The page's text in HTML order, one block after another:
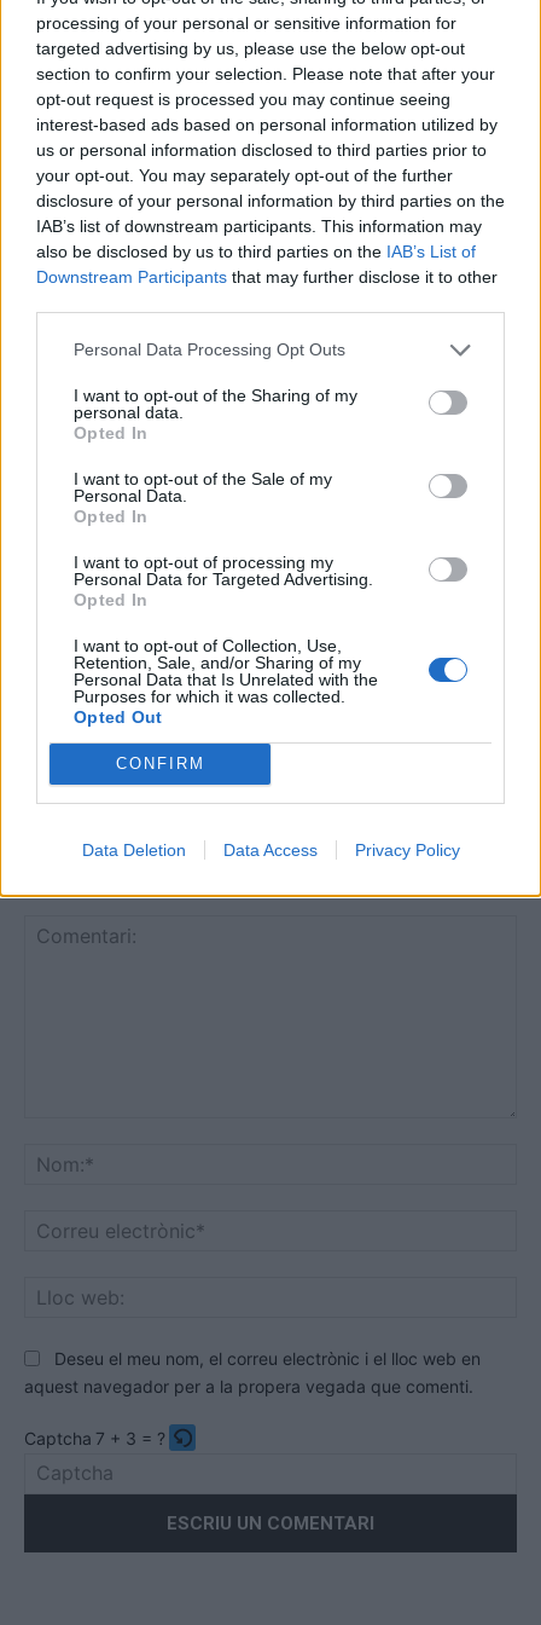
processing of your personal or sensitive information for
targeted advertising by us, please use the below opt-out
section to confirm your selection. Please note that after your
opt-out request is processed you may continue seeing
interest-based ads based on personal information utilized by
us or personal information disclosed to third parties prior to
your opt-out. You may separately opt-out of the further
disclosure of your personal information by third parties on the
IAB’s list of downstream participants. This information may
also be disclosed by us to third parties on the IAB’s List of
Downstream Participants that may further disclose it to other
Personal Data Processing Opt Outs
I want to opt-out of the Sharing of my
personal data.
Opted In
I want to opt-out of the Sale of my
Personal Data.
Opted In
I want to opt-out of processing my
Personal Data for Targeted Advertising.
Opted In
I want to opt-out of Collection, Use,
Retention, Sale, and/or Sharing of my
Personal Data that Is Unrelated with the
Purposes for which it was collected.
Opted Out
CONFIRM
Data Deletion Data Access Privacy Policy
Redacció
http://ebresports.cat
ARTICLES RELACIONATS
Atletisme
Paula Sintorres, Patrícia Pla i Néstor
maig 8, 2026
destacats a la final del Campionat de
Catalunya de Relleus
Atletisme
Batea va acollir la tercera edició de la
solidària Cursa dels Cellers
Deseu el meu nom, el correu electrònic i el lloc web en
aquest navegador per a la propera vegada que comenti.
Captcha 7 + 3 = ?
the